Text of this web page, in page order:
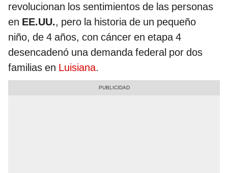
revolucionan los sentimientos de las personas
en EE.UU., pero la historia de un pequeño
niño, de 4 años, con cáncer en etapa 4
desencadenó una demanda federal por dos
familias en Luisiana.